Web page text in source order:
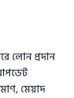
লোন প্রদান
মেয়াদ